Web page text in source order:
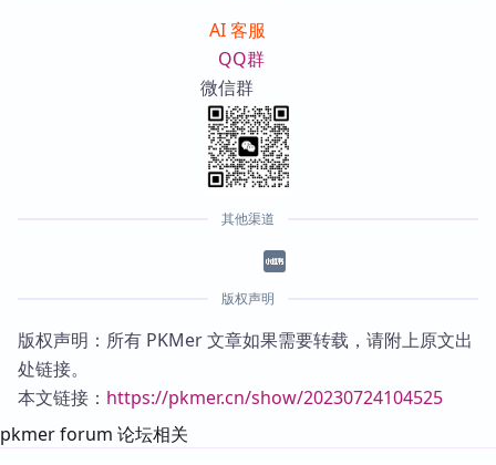
AI 客服
QQ群
微信群
其他渠道
版权声明
版权声明：所有 PKMer 文章如果需要转载，请附上原文出
处链接。
本文链接： https://pkmer.cn/show/20230724104525
pkmer forum 论坛相关